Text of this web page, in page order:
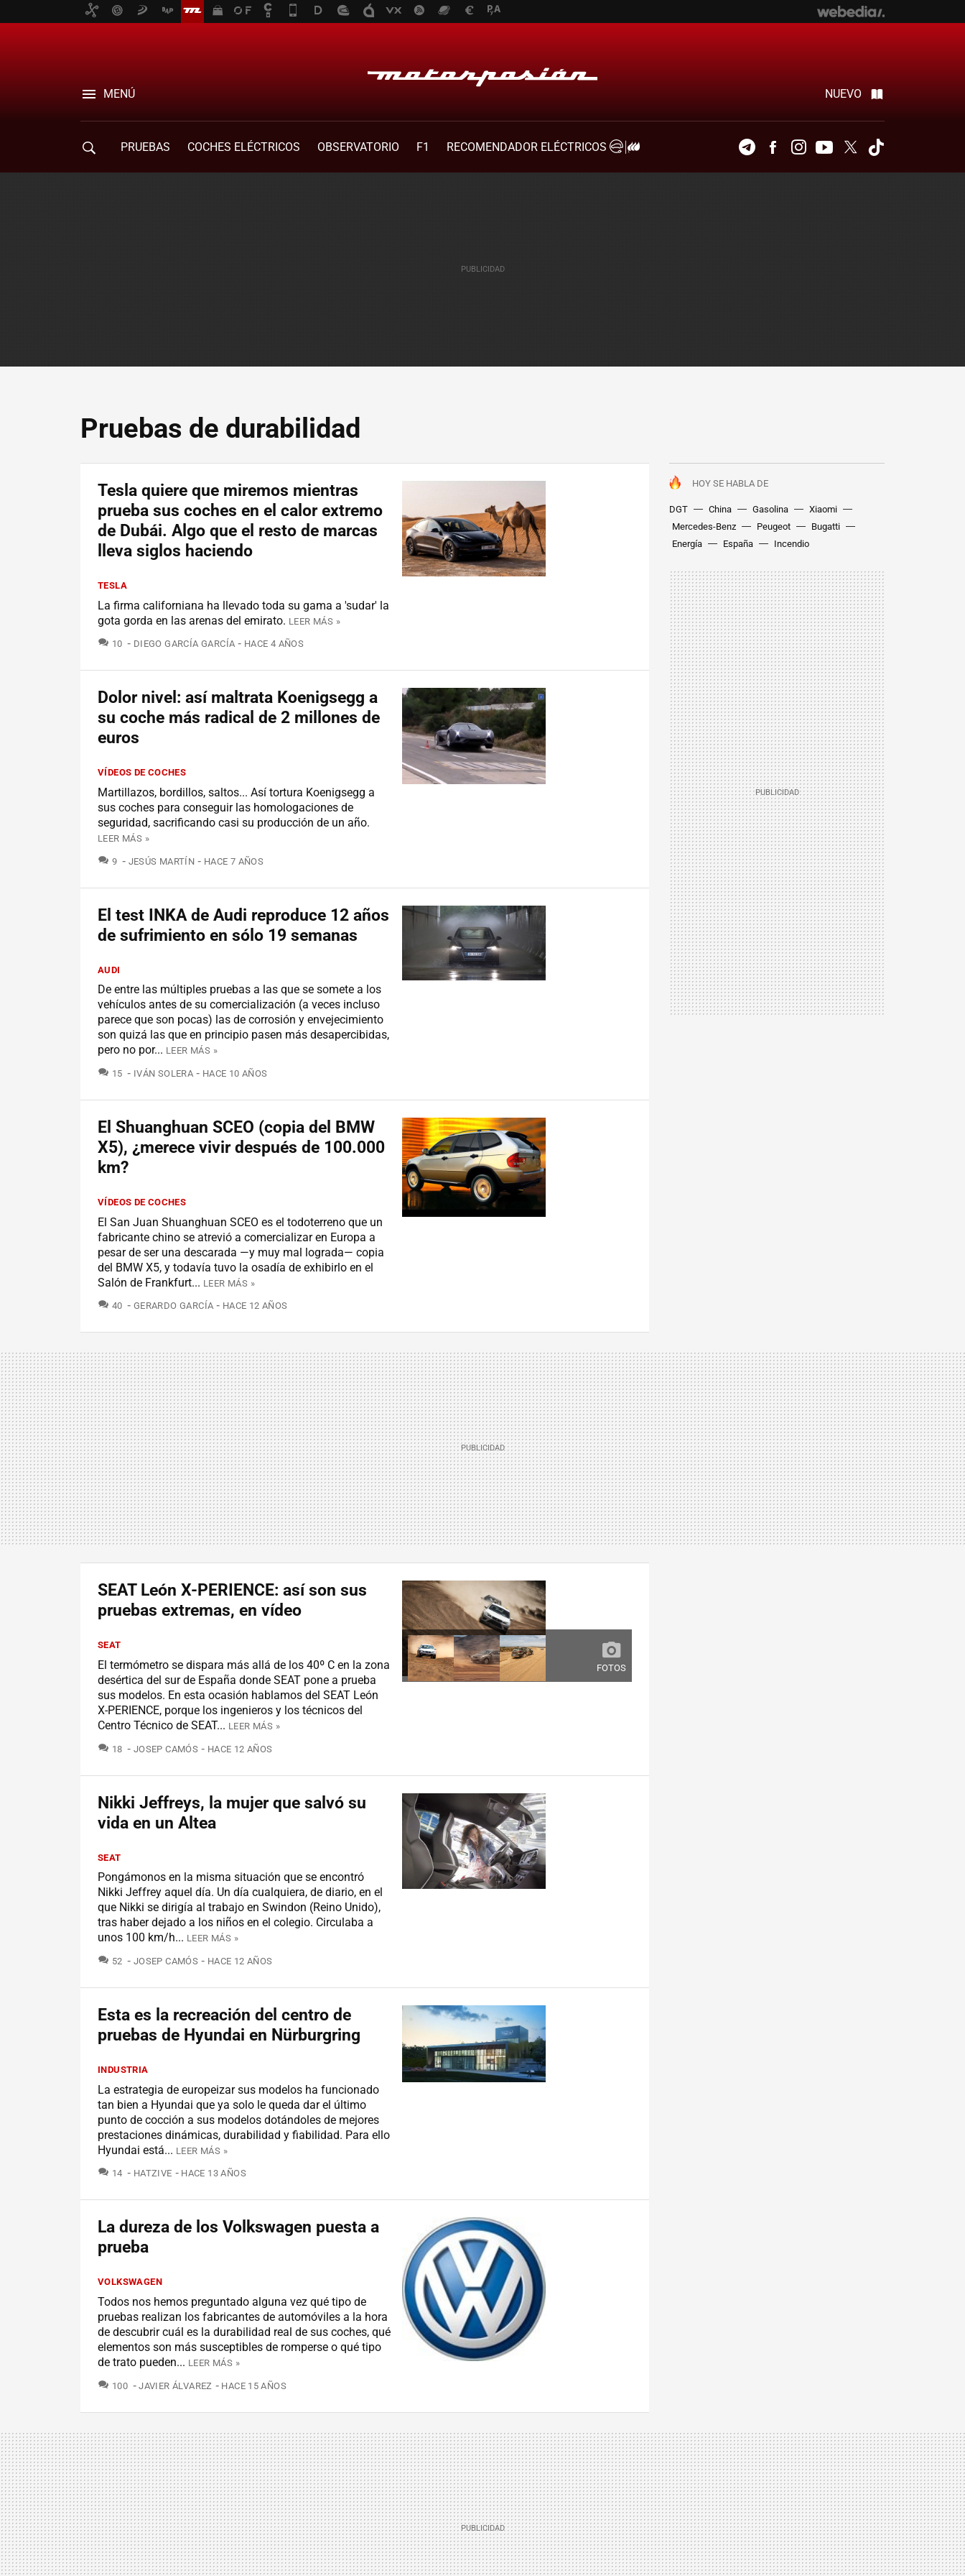
MENÚ NUEVO
PRUEBAS COCHES ELÉCTRICOS OBSERVATORIO F1
RECOMENDADOR ELÉCTRICOS
TelegramFacebookInstagramYoutubeTwitter
Pruebas de durabilidad
HOY SE HABLA DE
DGT China Gasolina
Xiaomi
Mercedes-Benz
Peugeot
Bugatti
Energía
España Incendio
Tesla quiere que miremos mientras
prueba sus coches en el calor extremo
de Dubái. Algo que el resto de marcas
lleva siglos haciendo
TESLA
La firma californiana ha llevado toda su gama a 'sudar' la
gota gorda en las arenas del emirato. LEER MÁS »
10 COMENTARIOS
DIEGO GARCÍA GARCÍA HACE 4 AÑOS
Dolor nivel: así maltrata Koenigsegg a
su coche más radical de 2 millones de
euros
VÍDEOS DE COCHES
Martillazos, bordillos, saltos... Así tortura Koenigsegg a
sus coches para conseguir las homologaciones de
seguridad, sacrificando casi su producción de un año.
LEER MÁS »
9 COMENTARIOS
JESÚS MARTÍN HACE 7 AÑOS
El test INKA de Audi reproduce 12 años
de sufrimiento en sólo 19 semanas
AUDI
De entre las múltiples pruebas a las que se somete a los
vehículos antes de su comercialización (a veces incluso
parece que son pocas) las de corrosión y envejecimiento
son quizá las que en principio pasen más desapercibidas,
pero no por... LEER MÁS »
15 COMENTARIOS
IVÁN SOLERA HACE 10 AÑOS
El Shuanghuan SCEO (copia del BMW
X5), ¿merece vivir después de 100.000
km?
VÍDEOS DE COCHES
El San Juan Shuanghuan SCEO es el todoterreno que un
fabricante chino se atrevió a comercializar en Europa a
pesar de ser una descarada —y muy mal lograda— copia
del BMW X5, y todavía tuvo la osadía de exhibirlo en el
Salón de Frankfurt... LEER MÁS »
40 COMENTARIOS
GERARDO GARCÍA HACE 12 AÑOS
FOTOS
SEAT León X-PERIENCE: así son sus
pruebas extremas, en vídeo
SEAT
El termómetro se dispara más allá de los 40º C en la zona
desértica del sur de España donde SEAT pone a prueba
sus modelos. En esta ocasión hablamos del SEAT León
X-PERIENCE, porque los ingenieros y los técnicos del
Centro Técnico de SEAT... LEER MÁS »
18 COMENTARIOS
JOSEP CAMÓS HACE 12 AÑOS
Nikki Jeffreys, la mujer que salvó su
vida en un Altea
SEAT
Pongámonos en la misma situación que se encontró
Nikki Jeffrey aquel día. Un día cualquiera, de diario, en el
que Nikki se dirigía al trabajo en Swindon (Reino Unido),
tras haber dejado a los niños en el colegio. Circulaba a
unos 100 km/h... LEER MÁS »
52 COMENTARIOS
JOSEP CAMÓS HACE 12 AÑOS
Esta es la recreación del centro de
pruebas de Hyundai en Nürburgring
INDUSTRIA
La estrategia de europeizar sus modelos ha funcionado
tan bien a Hyundai que ya solo le queda dar el último
punto de cocción a sus modelos dotándoles de mejores
prestaciones dinámicas, durabilidad y fiabilidad. Para ello
Hyundai está... LEER MÁS »
14 COMENTARIOS
HATZIVE HACE 13 AÑOS
La dureza de los Volkswagen puesta a
prueba
VOLKSWAGEN
Todos nos hemos preguntado alguna vez qué tipo de
pruebas realizan los fabricantes de automóviles a la hora
de descubrir cuál es la durabilidad real de sus coches, qué
elementos son más susceptibles de romperse o qué tipo
de trato pueden... LEER MÁS »
100 COMENTARIOS
JAVIER ÁLVAREZ HACE 15 AÑOS